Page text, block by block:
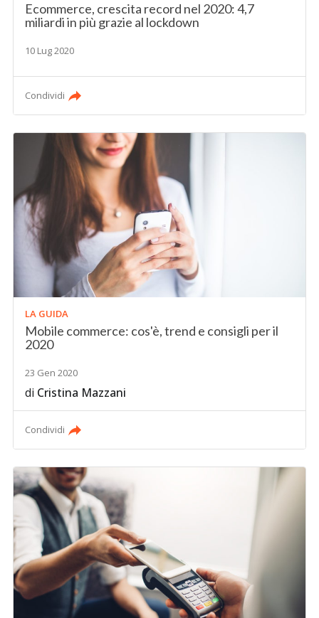
Ecommerce, crescita record nel 2020: 4,7
miliardi in più grazie al lockdown
10 Lug 2020
Condividi
LA GUIDA
Mobile commerce: cos'è, trend e consigli per il
2020
23 Gen 2020
di Cristina Mazzani
Condividi